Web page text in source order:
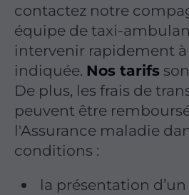
contactez notre
équipe de taxi-
intervenir rapidement à
indiquée. Nos tarifs
De plus, les frais de
peuvent être
l'Assurance maladie
conditions :
la présentation